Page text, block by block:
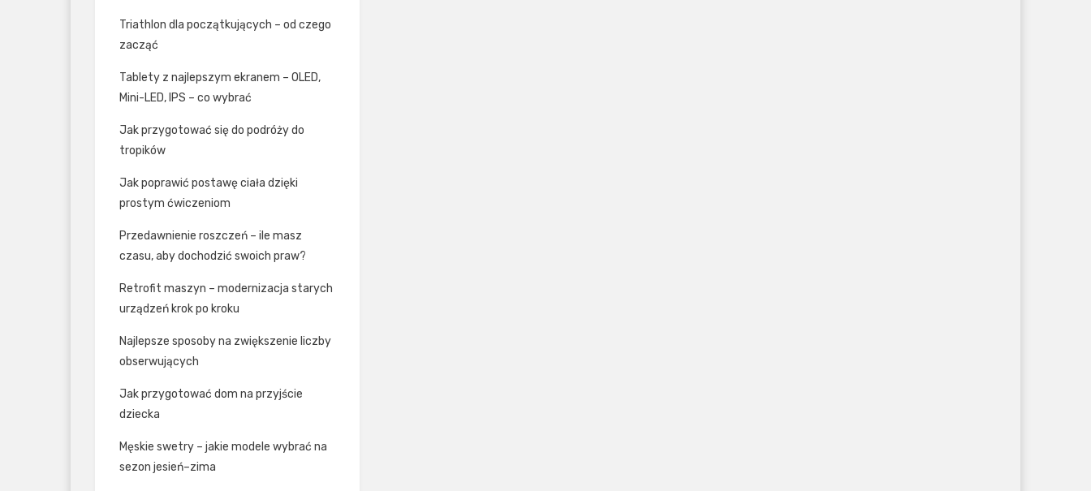
Triathlon dla początkujących – od czego
zacząć
Tablety z najlepszym ekranem – OLED,
Mini-LED, IPS – co wybrać
Jak przygotować się do podróży do
tropików
Jak poprawić postawę ciała dzięki
prostym ćwiczeniom
Przedawnienie roszczeń – ile masz
czasu, aby dochodzić swoich praw?
Retrofit maszyn – modernizacja starych
urządzeń krok po kroku
Najlepsze sposoby na zwiększenie liczby
obserwujących
Jak przygotować dom na przyjście
dziecka
Męskie swetry – jakie modele wybrać na
sezon jesień–zima